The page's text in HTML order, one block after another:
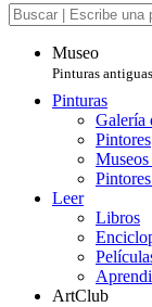
Museo
Pinturas antiguas
Pinturas
Galería
Pintores
Leer
Libros
ArtClub